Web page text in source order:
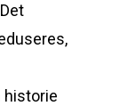
historie